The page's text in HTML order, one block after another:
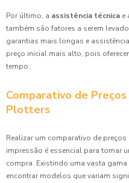
Por último, a assistência técnica e
também são fatores a serem
garantias mais longas e
preço inicial mais alto, pois
tempo.
Comparativo de
Plotters
Realizar um comparativo de
impressão é essencial para tomar
compra. Existindo uma vasta
encontrar modelos que variam